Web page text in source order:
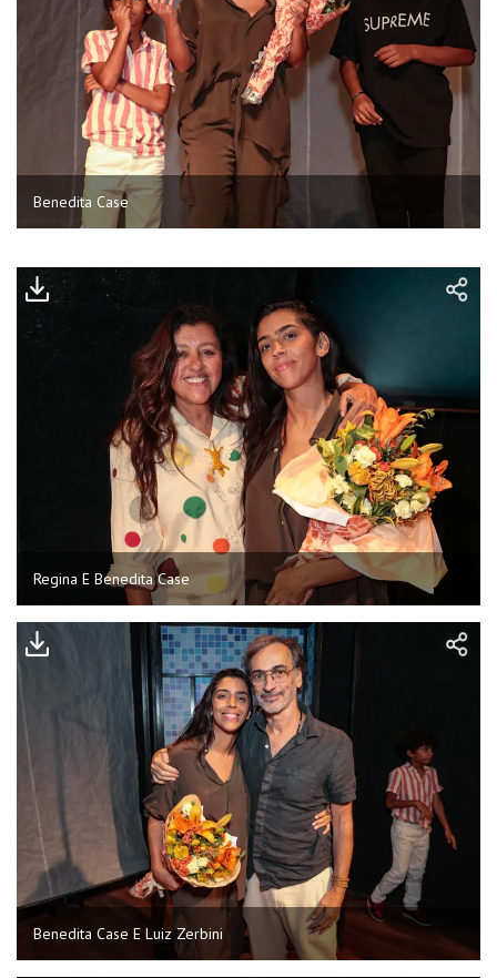
Benedita Case
Regina E Benedita Case
Benedita Case E Luiz Zerbini